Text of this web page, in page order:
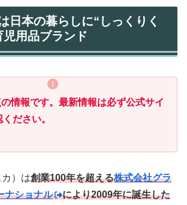
日本の暮らしに“しっくりく
児用品ブランド
情報です。最新情報は必ず公式サイ
ださい。
）は創業100年を超える株式会社グラ
ナショナル
により2009年に誕生した